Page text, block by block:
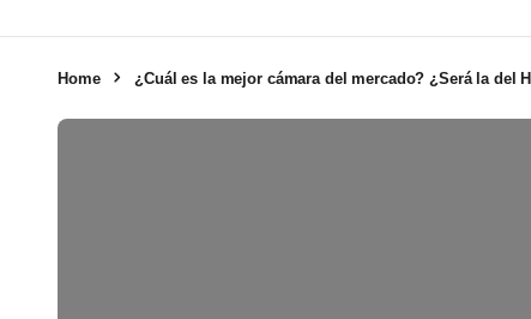
Home ¿Cuál es la mejor cámara del mercado? ¿Será la del